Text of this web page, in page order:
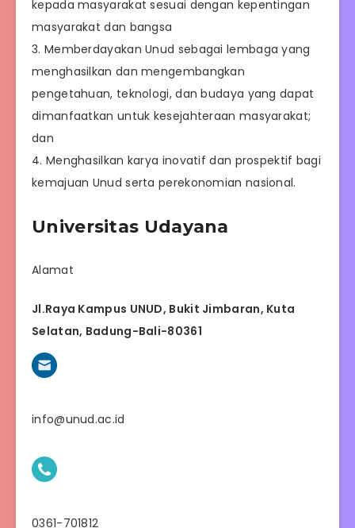
kepada masyarakat sesuai dengan kepentingan
masyarakat dan bangsa
3. Memberdayakan Unud sebagai lembaga yang
menghasilkan dan mengembangkan
pengetahuan, teknologi, dan budaya yang dapat
dimanfaatkan untuk kesejahteraan masyarakat;
dan
4. Menghasilkan karya inovatif dan prospektif bagi
kemajuan Unud serta perekonomian nasional.
Universitas Udayana
Alamat
Jl.Raya Kampus UNUD, Bukit Jimbaran, Kuta
Selatan, Badung-Bali-80361
info@unud.ac.id
0361-701812